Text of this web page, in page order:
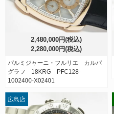
2,480,000円(税込)
2,280,000円(税込)
パルミジャーニ・フルリエ カルパ
グラフ 18KRG PFC128-
1002400-X02401
広島店